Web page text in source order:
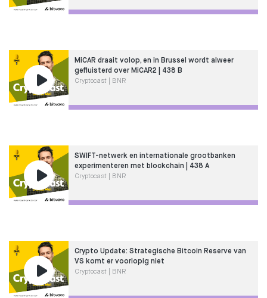
MiCAR draait volop, en in Brussel wordt alweer
gefluisterd over MiCAR2 | 438 B
Cryptocast | BNR
SWIFT-netwerk en internationale grootbanken
experimenteren met blockchain | 438 A
Cryptocast | BNR
Crypto Update: Strategische Bitcoin Reserve van
VS komt er voorlopig niet
Cryptocast | BNR